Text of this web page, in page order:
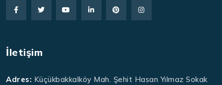
İletişim
Adres: Küçükbakkalköy Mah. Şehit Hasan Yılmaz Sokak